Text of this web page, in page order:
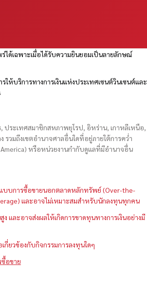
ได้เฉพาะเมื่อได้รับความยินยอมเป็นลายลักษณ์
ห้บริการทางการเงินแห่งประเทศเซนต์วินเซนต์และ
ประเทศสมาชิกสหภาพยุโรป, อิหร่าน, เกาหลีเหนือ,
รวมถึงเขตอำนาจศาลอื่นใดที่อยู่ภายใต้การคว่ำ
หรือหน่วยงานกำกับดูแลที่มีอำนาจอื่น
แบบการซื้อขายนอกตลาดหลักทรัพย์ (Over-the-
และอาจไม่เหมาะสมสำหรับนักลงทุนทุกคน
ง และอาจส่งผลให้เกิดการขาดทุนทางการเงินอย่างมี
กี่ยวข้องกับกิจกรรมการลงทุนใดๆ
ซื้อขาย